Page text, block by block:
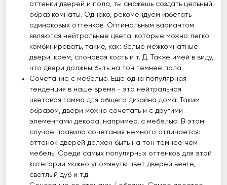
оттенки дверей и пола, ты сможешь создать цельный
образ комнаты. Однако, рекомендуем избегать
одинаковых оттенков. Оптимальным вариантом
являются нейтральные цвета, которые можно легко
комбинировать, такие, как: белые межкомнатные
двери, крем, слоновая кость и т. Д. Также имей в виду,
что двери должны быть на тон темнее пола.
Сочетание с мебелью. Еще одна популярная
тенденция в наше время - это нейтральная
цветовая гамма для общего дизайна дома. Таким
образом, двери можно сочетать и с другими
элементами декора, например, с мебелью. В этом
случае правило сочетания немного отличается:
оттенок дверей должен быть на тон темнее чем
мебель. Среди самых популярных оттенков для этой
категории можно упомянуть: цвет дверей венге,
светлый дуб и т.д.